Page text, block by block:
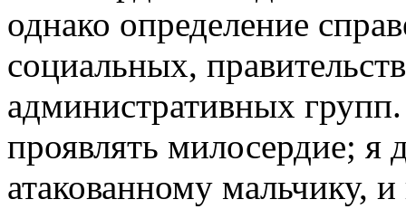
однако определение
социальных,
административных
проявлять милосердие;
атакованному мальчику,